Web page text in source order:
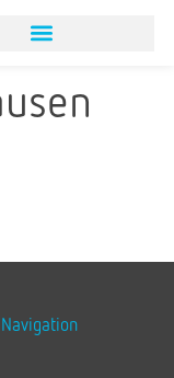
Navigation